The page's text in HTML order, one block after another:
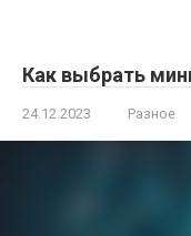
Как выбрать
24.12.2023 Разное